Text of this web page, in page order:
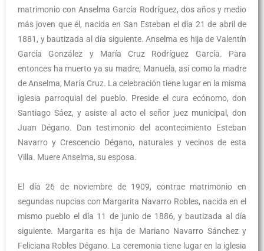
matrimonio con Anselma García Rodríguez, dos años y medio
más joven que él, nacida en San Esteban el día 21 de abril de
1881, y bautizada al día siguiente. Anselma es hija de Valentín
García González y María Cruz Rodríguez García. Para
entonces ha muerto ya su madre, Manuela, así como la madre
de Anselma, María Cruz. La celebración tiene lugar en la misma
iglesia parroquial del pueblo. Preside el cura ecónomo, don
Santiago Sáez, y asiste al acto el señor juez municipal, don
Juan Dégano. Dan testimonio del acontecimiento Esteban
Navarro y Crescencio Dégano, naturales y vecinos de esta
Villa. Muere Anselma, su esposa.
El día 26 de noviembre de 1909, contrae matrimonio en
segundas nupcias con Margarita Navarro Robles, nacida en el
mismo pueblo el día 11 de junio de 1886, y bautizada al día
siguiente. Margarita es hija de Mariano Navarro Sánchez y
Feliciana Robles Dégano. La ceremonia tiene lugar en la iglesia